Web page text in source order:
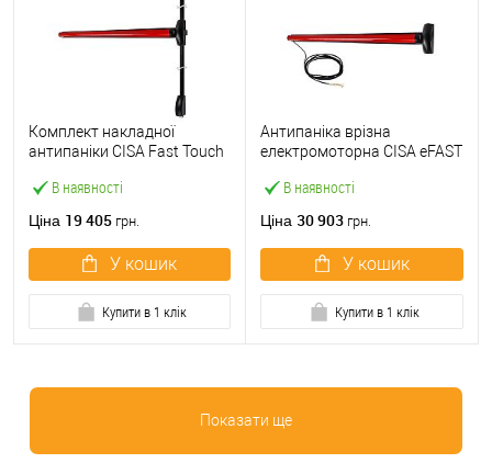
В наявності
Комплект накладної
антипаніки CISA Fast Touch
точковий вверх-вниз
Ціна 19 405 грн.
У кошик
Купити в 1 клік
В наявності
Антипаніка врізна
електромоторна CISA eFAST
Ціна 30 903 грн.
У кошик
Купити в 1 клік
Показати ще